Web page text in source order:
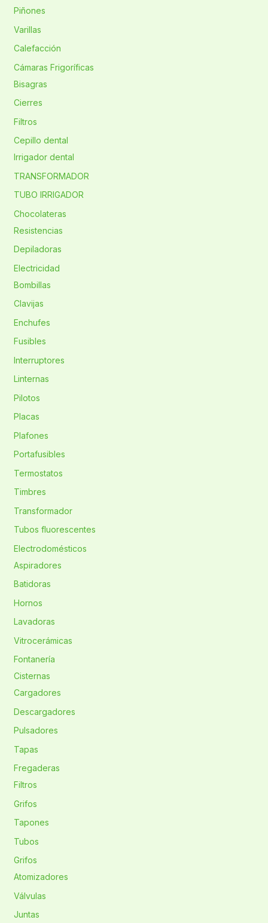
Piñones
Varillas
Calefacción
Cámaras Frigoríficas
Bisagras
Cierres
Filtros
Cepillo dental
Irrigador dental
TRANSFORMADOR
TUBO IRRIGADOR
Chocolateras
Resistencias
Depiladoras
Electricidad
Bombillas
Clavijas
Enchufes
Fusibles
Interruptores
Linternas
Pilotos
Placas
Plafones
Portafusibles
Termostatos
Timbres
Transformador
Tubos fluorescentes
Electrodomésticos
Aspiradores
Batidoras
Hornos
Lavadoras
Vitrocerámicas
Fontanería
Cisternas
Cargadores
Descargadores
Pulsadores
Tapas
Fregaderas
Filtros
Grifos
Tapones
Tubos
Grifos
Atomizadores
Válvulas
Juntas